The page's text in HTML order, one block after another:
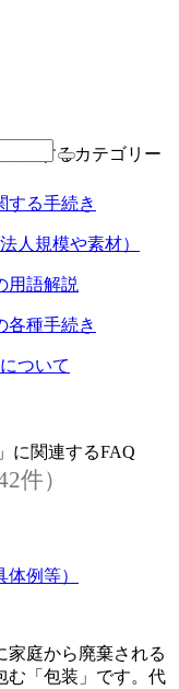
関連するカテゴリー
する手続き
人規模や素材）
用語解説
各種手続き
ついて
に関連するFAQ
件）
例等）
家庭から廃棄される
む「包装」です。代